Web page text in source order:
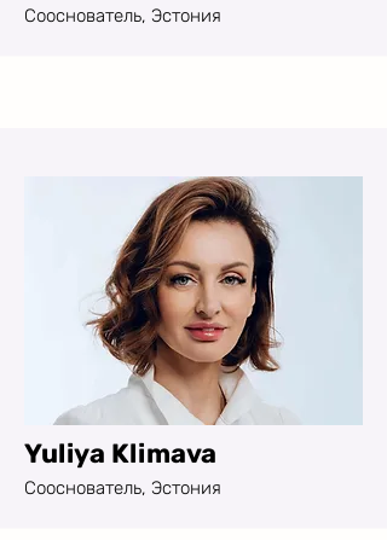
Сооснователь, Эстония
Yuliya Klimava
Сооснователь, Эстония